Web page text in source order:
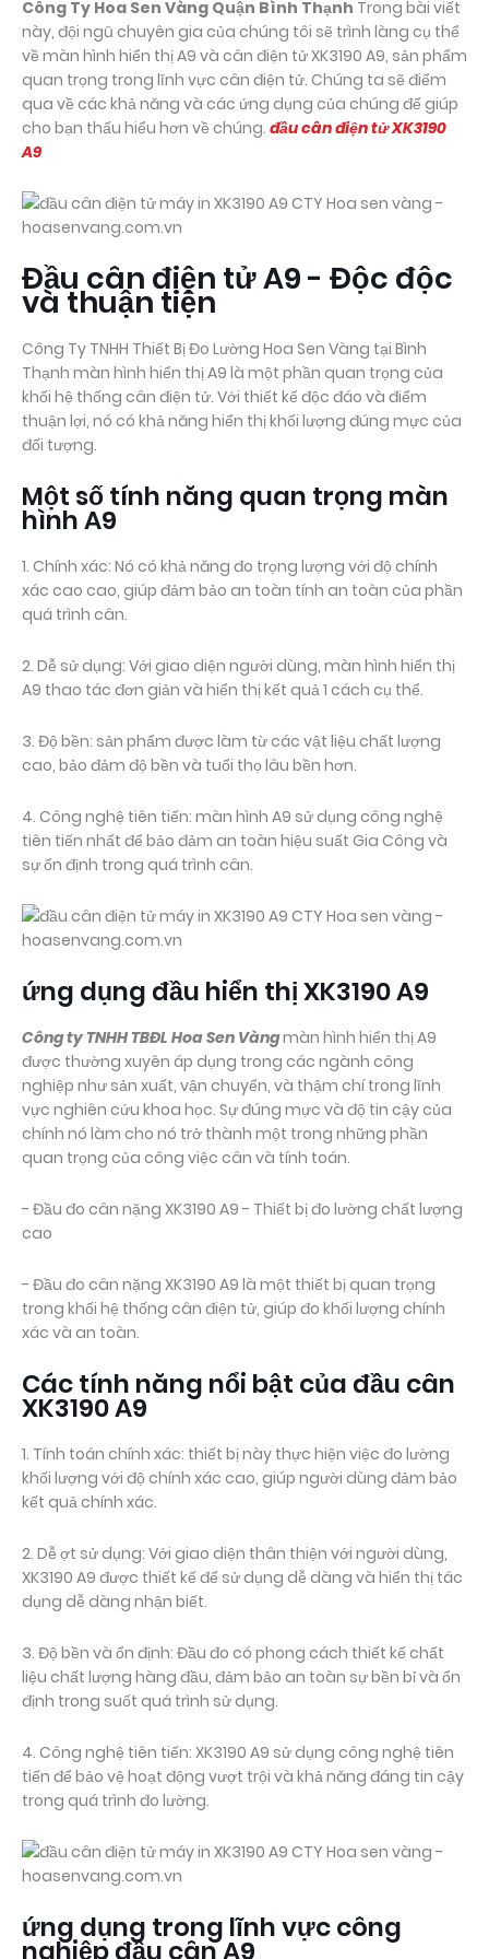
Công Ty Hoa Sen Vàng Quận Bình Thạnh Trong bài viết
này, đội ngũ chuyên gia của chúng tôi sẽ trình làng cụ thể
về màn hình hiển thị A9 và cân điện tử XK3190 A9, sản phẩm
quan trọng trong lĩnh vực cân điện tử. Chúng ta sẽ điểm
qua về các khả năng và các ứng dụng của chúng để giúp
cho bạn thấu hiểu hơn về chúng. đầu cân điện tử XK3190
A9
Đầu cân điện tử A9 - Độc độc
và thuận tiện
Công Ty TNHH Thiết Bị Đo Lường Hoa Sen Vàng tại Bình
Thạnh màn hình hiển thị A9 là một phần quan trọng của
khối hệ thống cân điện tử. Với thiết kế độc đáo và điểm
thuận lợi, nó có khả năng hiển thị khối lượng đúng mực của
đối tượng.
Một số tính năng quan trọng màn
hình A9
1. Chính xác: Nó có khả năng đo trọng lượng với độ chính
xác cao cao, giúp đảm bảo an toàn tính an toàn của phần
quá trình cân.
2. Dễ sử dụng: Với giao diện người dùng, màn hình hiển thị
A9 thao tác đơn giản và hiển thị kết quả 1 cách cụ thể.
3. Độ bền: sản phẩm được làm từ các vật liệu chất lượng
cao, bảo đảm độ bền và tuổi thọ lâu bền hơn.
4. Công nghệ tiên tiến: màn hình A9 sử dụng công nghệ
tiên tiến nhất để bảo đảm an toàn hiệu suất Gia Công và
sự ổn định trong quá trình cân.
ứng dụng đầu hiển thị XK3190 A9
Công ty TNHH TBĐL Hoa Sen Vàngmàn hình hiển thị A9
được thường xuyên áp dụng trong các ngành công
nghiệp như sản xuất, vận chuyển, và thậm chí trong lĩnh
vực nghiên cứu khoa học. Sự đúng mực và độ tin cậy của
chính nó làm cho nó trở thành một trong những phần
quan trọng của công việc cân và tính toán.
- Đầu đo cân nặng XK3190 A9 - Thiết bị đo lường chất lượng
cao
- Đầu đo cân nặng XK3190 A9 là một thiết bị quan trọng
trong khối hệ thống cân điện tử, giúp đo khối lượng chính
xác và an toàn.
Các tính năng nổi bật của đầu cân
XK3190 A9
1. Tính toán chính xác: thiết bị này thực hiện việc đo lường
khối lượng với độ chính xác cao, giúp người dùng đảm bảo
kết quả chính xác.
2. Dễ ợt sử dụng: Với giao diện thân thiện với người dùng,
XK3190 A9 được thiết kế để sử dụng dễ dàng và hiển thị tác
dụng dễ dàng nhận biết.
3. Độ bền và ổn định: Đầu đo có phong cách thiết kế chất
liệu chất lượng hàng đầu, đảm bảo an toàn sự bền bỉ và ổn
định trong suốt quá trình sử dụng.
4. Công nghệ tiên tiến: XK3190 A9 sử dụng công nghệ tiên
tiến để bảo vệ hoạt động vượt trội và khả năng đáng tin cậy
trong quá trình đo lường.
ứng dụng trong lĩnh vực công
nghiệp đầu cân A9